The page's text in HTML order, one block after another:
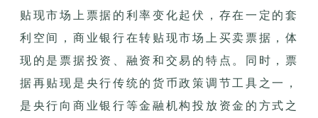
贴现市场上票据的利率变化起伏，存在一定的套
利空间，商业银行在转贴现市场上买卖票据，体
现的是票据投资、融资和交易的特点。同时，票
据再贴现是央行传统的货币政策调节工具之一，
是央行向商业银行等金融机构投放资金的方式之